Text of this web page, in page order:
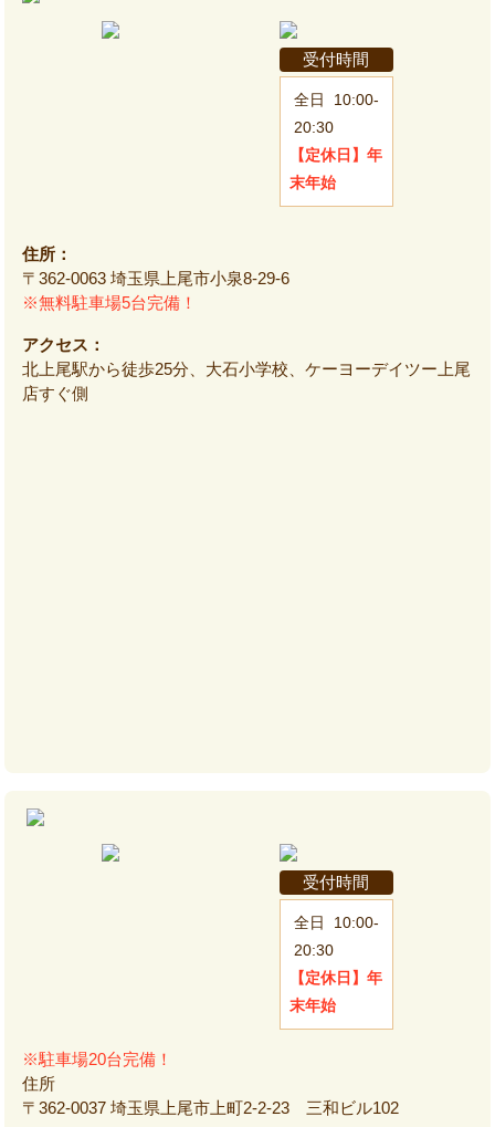
受付時間
全日
10:00-
20:30
【定休日】 年
末年始
住所：
〒362-0063 埼玉県上尾市小泉8-29-6
※無料駐車場5台完備！
アクセス：
北上尾駅から徒歩25分、大石小学校、ケーヨーデイツー上尾
店すぐ側
受付時間
全日
10:00-
20:30
【定休日】 年
末年始
※駐車場20台完備！
住所
〒362-0037 埼玉県上尾市上町2-2-23 三和ビル102